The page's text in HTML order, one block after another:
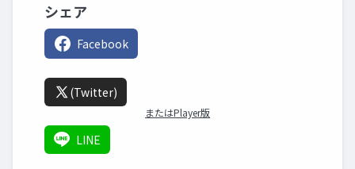
シェア
Facebook
(Twitter)
またはPlayer版
LINE